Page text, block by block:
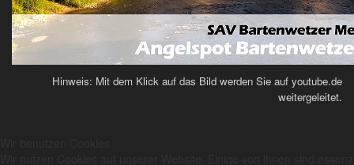
Hinweis: Mit dem Klick auf das Bild werden Sie auf youtube.de
weitergeleitet.